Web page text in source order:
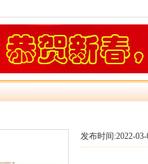
发布时间:2022-